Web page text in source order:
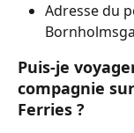
Adresse du
Puis-je
compagnie
Ferries ?